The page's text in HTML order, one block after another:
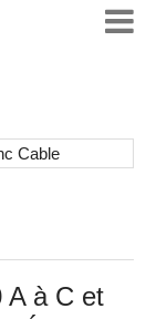
A à C et